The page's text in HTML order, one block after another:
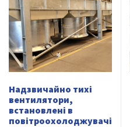
Надзвичайно тихі
вентилятори,
встановлені в
повітроохолоджувачі